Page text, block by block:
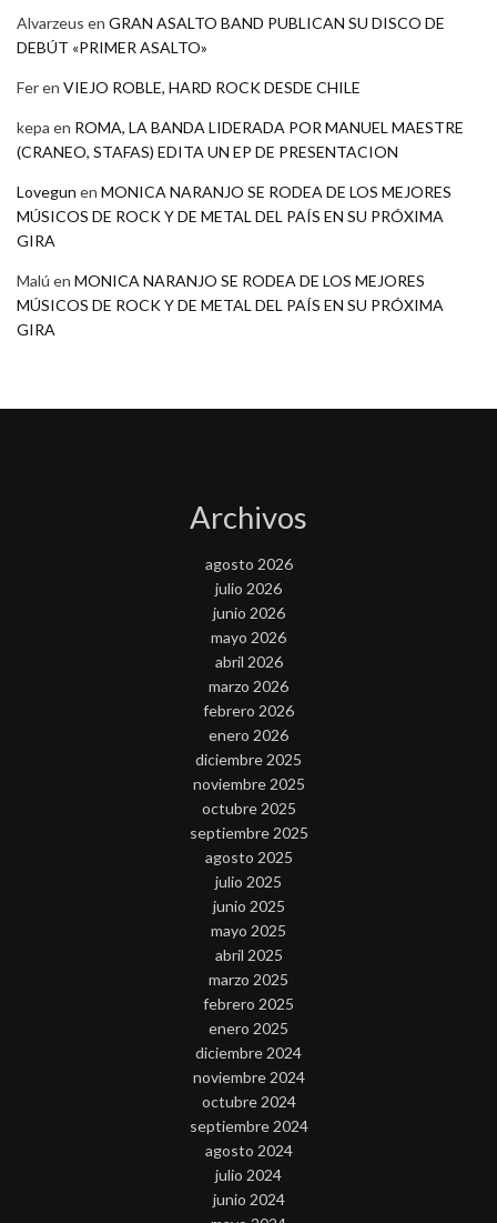
Alvarzeus en GRAN ASALTO BAND PUBLICAN SU DISCO DE
DEBÚT «PRIMER ASALTO»
Feren VIEJO ROBLE, HARD ROCK DESDE CHILE
kepa en ROMA, LA BANDA LIDERADA POR MANUEL MAESTRE
(CRANEO, STAFAS) EDITA UN EP DE PRESENTACION
Lovegun en MONICA NARANJO SE RODEA DE LOS MEJORES
MÚSICOS DE ROCK Y DE METAL DEL PAÍS EN SU PRÓXIMA
GIRA
Malú en MONICA NARANJO SE RODEA DE LOS MEJORES
MÚSICOS DE ROCK Y DE METAL DEL PAÍS EN SU PRÓXIMA
GIRA
Archivos
agosto 2026
julio 2026
junio 2026
mayo 2026
abril 2026
marzo 2026
febrero 2026
enero 2026
diciembre 2025
noviembre 2025
octubre 2025
septiembre 2025
agosto 2025
julio 2025
junio 2025
mayo 2025
abril 2025
marzo 2025
febrero 2025
enero 2025
diciembre 2024
noviembre 2024
octubre 2024
septiembre 2024
agosto 2024
julio 2024
junio 2024